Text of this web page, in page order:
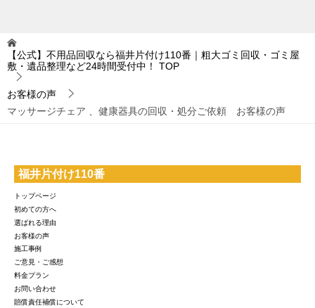
【公式】不用品回収なら福井片付け110番｜粗大ゴミ回収・ゴミ屋
敷・遺品整理など24時間受付中！
TOP
お客様の声
マッサージチェア 、健康器具の回収・処分ご依頼 お客様の声
福井片付け110番
トップページ
初めての方へ
選ばれる理由
お客様の声
施工事例
ご意見・ご感想
料金プラン
お問い合わせ
賠償責任補償について